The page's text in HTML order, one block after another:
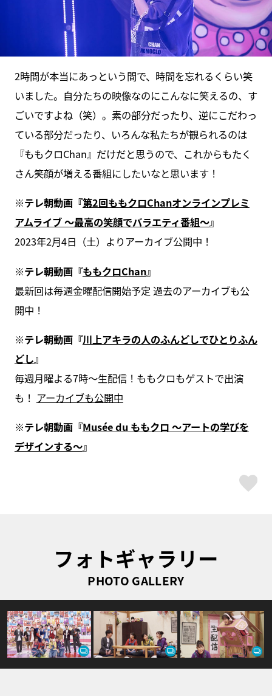
2時間が本当にあっという間で、時間を忘れるくらい笑
いました。自分たちの映像なのにこんなに笑えるの、す
ごいですよね（笑）。素の部分だったり、逆にこだわっ
ている部分だったり、いろんな私たちが観られるのは
『ももクロChan』だけだと思うので、これからもたく
さん笑顔が増える番組にしたいなと思います！
※テレ朝動画『第2回ももクロChanオンラインプレミ
アムライブ ～最高の笑顔でバラエティ番組～』
2023年2月4日（土）よりアーカイブ公開中！
※テレ朝動画『ももクロChan』
最新回は毎週金曜配信開始予定 過去のアーカイブも公
開中！
※テレ朝動画『川上アキラの人のふんどしでひとりふん
どし』
毎週月曜よる7時〜生配信！ももクロもゲストで出演
も！ アーカイブも公開中
※テレ朝動画『Musée du ももクロ ～アートの学びを
デザインする～』
フォトギャラリー
PHOTO GALLERY